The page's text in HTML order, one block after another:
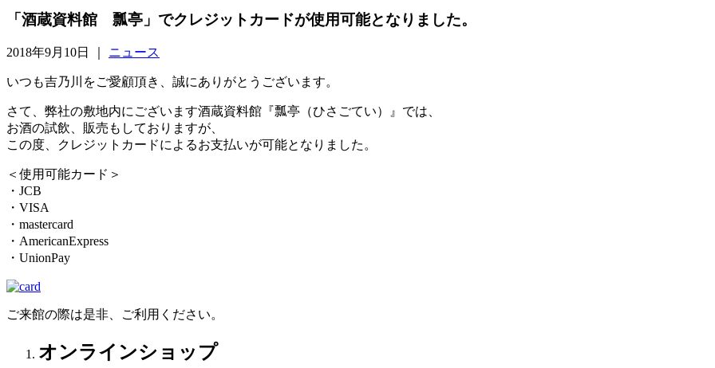
「酒蔵資料館 瓢亭」でクレジットカードが使用可能となりました。
2018年9月10日 ｜ ニュース
いつも吉乃川をご愛顧頂き、誠にありがとうございます。
さて、弊社の敷地内にございます酒蔵資料館『瓢亭（ひさごてい）』では、
お酒の試飲、販売もしておりますが、
この度、クレジットカードによるお支払いが可能となりました。
＜使用可能カード＞
・JCB
・VISA
・mastercard
・AmericanExpress
・UnionPay
ご来館の際は是非、ご利用ください。
オンラインショップ